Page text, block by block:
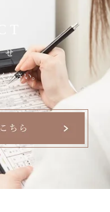
せ
ださい。